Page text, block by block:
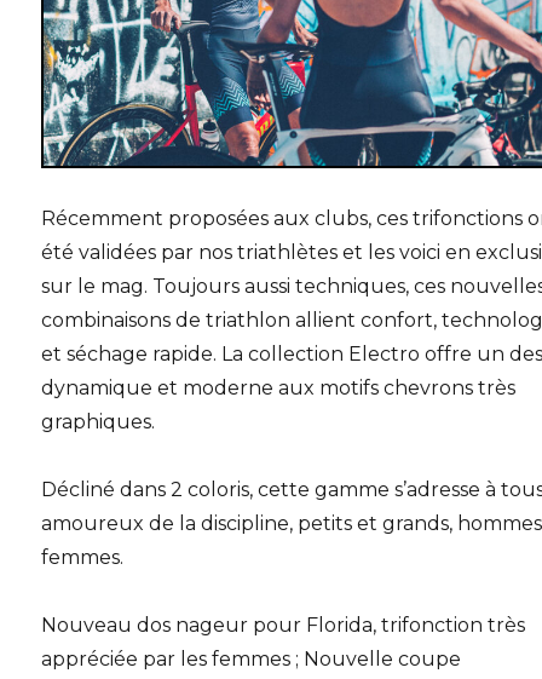
Récemment proposées aux clubs, ces trifonctions
été validées par nos triathlètes et les voici en
sur le mag. Toujours aussi techniques, ces
combinaisons de triathlon allient confort,
et séchage rapide. La collection Electro offre un
dynamique et moderne aux motifs chevrons très
graphiques.
Décliné dans 2 coloris, cette gamme s’adresse à
amoureux de la discipline, petits et grands,
femmes.
Nouveau dos nageur pour Florida, trifonction très
appréciée par les femmes ; Nouvelle coupe